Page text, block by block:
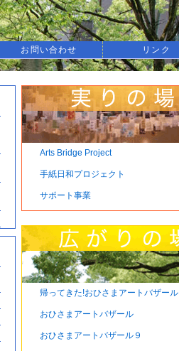
お問い合わせ リンク
Arts Bridge Project
手紙日和プロジェクト
サポート事業
帰ってきた!おひさまアートバザール
おひさまアートバザール
おひさまアートバザール９